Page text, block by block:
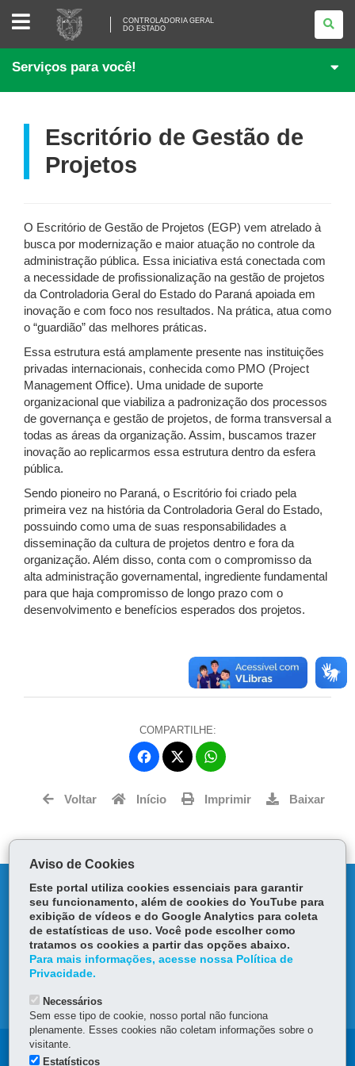
CONTROLADORIA
GERAL
DO
ESTADO
CONTROLADORIA GERAL
DO ESTADO
Serviços para você!
Escritório de Gestão de
Projetos
O Escritório de Gestão de Projetos (EGP) vem atrelado à
busca por modernização e maior atuação no controle da
administração pública. Essa iniciativa está conectada com
a necessidade de profissionalização na gestão de projetos
da Controladoria Geral do Estado do Paraná apoiada em
inovação e com foco nos resultados. Na prática, atua como
o “guardião” das melhores práticas.
Essa estrutura está amplamente presente nas instituições
privadas internacionais, conhecida como PMO (Project
Management Office). Uma unidade de suporte
organizacional que viabiliza a padronização dos processos
de governança e gestão de projetos, de forma transversal a
todas as áreas da organização. Assim, buscamos trazer
inovação ao replicarmos essa estrutura dentro da esfera
pública.
Sendo pioneiro no Paraná, o Escritório foi criado pela
primeira vez na história da Controladoria Geral do Estado,
possuindo como uma de suas responsabilidades a
disseminação da cultura de projetos dentro e fora da
organização. Além disso, conta com o compromisso da
alta administração governamental, ingrediente fundamental
para que haja compromisso de longo prazo com o
desenvolvimento e benefícios esperados dos projetos.
COMPARTILHE:
Fa
ce
bo
itt
ts
Voltar Início Imprimir Baixar
MAPA DO SITE
DENUNCIE CORRUPÇÃO
OUVIDORIA
TRANSPARÊNCIA INSTITUCIONAL
Navegação
Aviso de Cookies
Este portal utiliza cookies essenciais para garantir
seu funcionamento, além de cookies do YouTube para
exibição de vídeos e do Google Analytics para coleta
de estatísticas de uso. Você pode escolher como
tratamos os cookies a partir das opções abaixo.
Para mais informações, acesse nossa Política de
Privacidade.
Necessários
Sem esse tipo de cookie, nosso portal não funciona
plenamente. Esses cookies não coletam informações sobre o
visitante.
Estatísticos